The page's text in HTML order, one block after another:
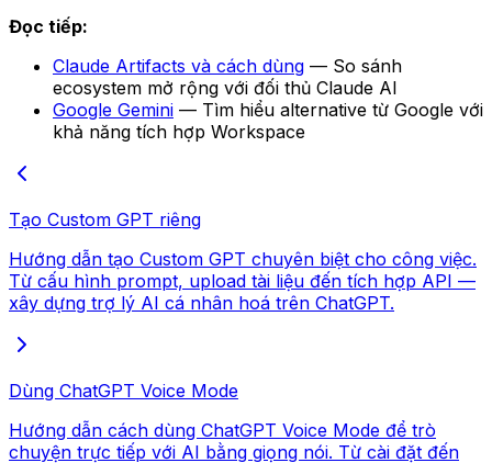
Đọc tiếp:
Claude Artifacts và cách dùng — So sánh
ecosystem mở rộng với đối thủ Claude AI
Google Gemini — Tìm hiểu alternative từ Google với
khả năng tích hợp Workspace
Tạo Custom GPT riêng
Hướng dẫn tạo Custom GPT chuyên biệt cho công việc.
Từ cấu hình prompt, upload tài liệu đến tích hợp API —
xây dựng trợ lý AI cá nhân hoá trên ChatGPT.
Dùng ChatGPT Voice Mode
Hướng dẫn cách dùng ChatGPT Voice Mode để trò
chuyện trực tiếp với AI bằng giọng nói. Từ cài đặt đến